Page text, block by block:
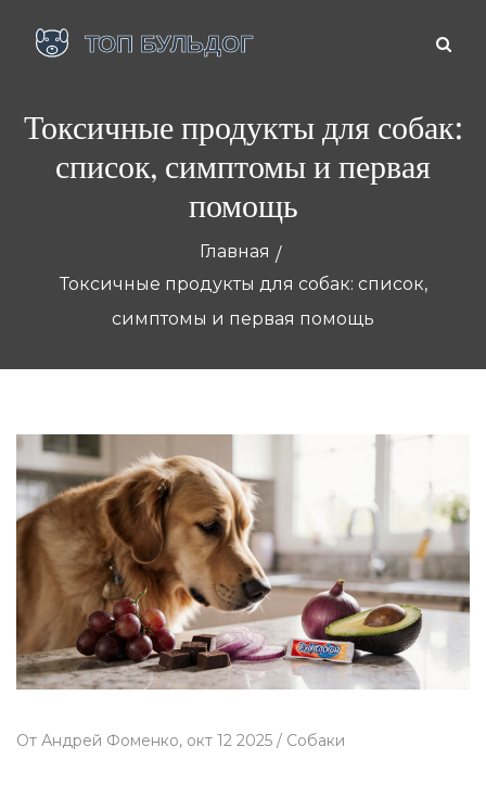
Токсичные продукты для собак:
список, симптомы и первая
помощь
Главная
Токсичные продукты для собак: список,
симптомы и первая помощь
От Андрей Фоменко, окт 12 2025 / Собаки